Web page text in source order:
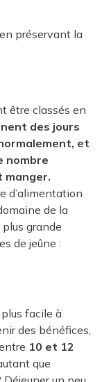
préservant la
être classés en
des jours
et
nombre
manger.
d’alimentation
de la
grande
de jeûne :
facile à
des bénéfices,
10 et 12
que